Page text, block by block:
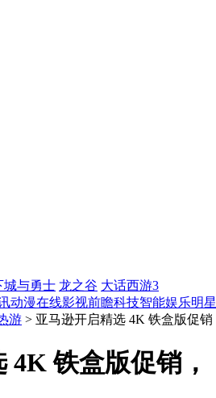
城与勇士 龙之谷 大话西游3
动漫在线影视前瞻科技智能娱乐明星
游 > 亚马逊开启精选 4K 铁盒版促
4K 铁盒版促销